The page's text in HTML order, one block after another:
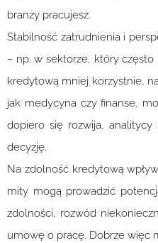
branży pracujesz.
Stabilność zatrudnienia i
– np. w sektorze, który
kredytową mniej korzystnie,
jak medycyna czy finanse,
dopiero się rozwija,
decyzję.
Na zdolność kredytową
mity mogą prowadzić
zdolności, rozwód
umowę o pracę. Dobrze więc